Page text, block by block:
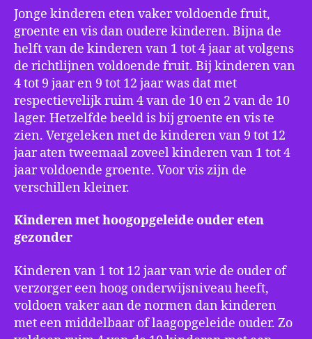
Jonge kinderen eten vaker voldoende fruit,
groente en vis dan oudere kinderen. Bijna de
helft van de kinderen van 1 tot 4 jaar at volgens
de richtlijnen voldoende fruit. Bij kinderen van
4 tot 9 jaar en 9 tot 12 jaar was dat met
respectievelijk ruim 4 van de 10 en 2 van de 10
lager. Hetzelfde beeld is bij groente en vis te
zien. Vergeleken met de kinderen van 9 tot 12
jaar aten tweemaal zoveel kinderen van 1 tot 4
jaar voldoende groente. Voor vis zijn de
verschillen kleiner.
Kinderen met hoogopgeleide ouder eten
gezonder
Kinderen van 1 tot 12 jaar van wie de ouder of
verzorger een hoog onderwijsniveau heeft,
voldoen vaker aan de normen dan kinderen
met een middelbaar of laagopgeleide ouder. Zo